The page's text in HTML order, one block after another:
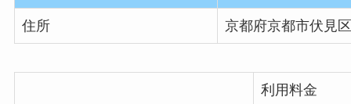
住所 京都府京都市伏見
利用料金